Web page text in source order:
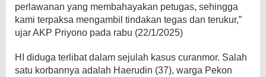
perlawanan yang membahayakan petugas, sehingga
kami terpaksa mengambil tindakan tegas dan terukur,”
ujar AKP Priyono pada rabu (22/1/2025)
HI diduga terlibat dalam sejulah kasus curanmor. Salah
satu korbannya adalah Haerudin (37), warga Pekon